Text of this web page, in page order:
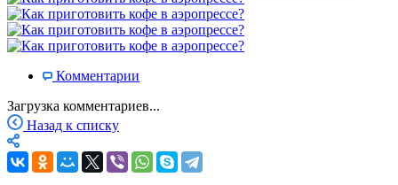
Комментарии
Загрузка комментариев...
Назад к списку